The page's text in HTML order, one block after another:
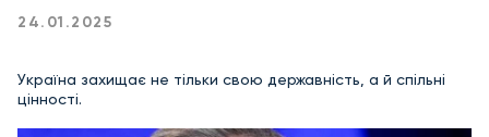
24.01.2025
Україна захищає не тільки свою державність, а й спільні
цінності.